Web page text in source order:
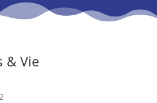
& Vie